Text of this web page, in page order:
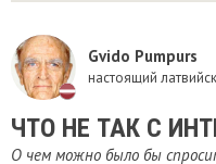
Gvido Pumpurs
настоящий
ЧТО НЕ ТАК С
О чем можно было бы